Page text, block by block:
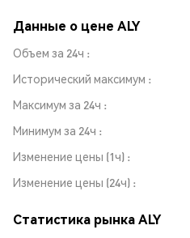
Данные о цене ALY
Объем за 24ч
Исторический максимум
Максимум за 24ч
Минимум за 24ч
Изменение цены (1ч)
Изменение цены (24ч)
Статистика рынка ALY